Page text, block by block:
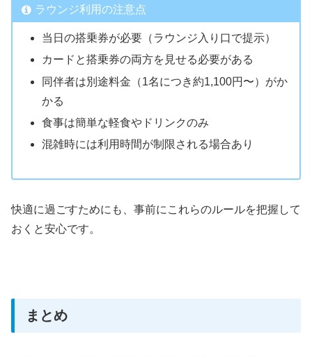
ラウンジ利用の注意点
当日の搭乗券が必要（ラウンジ入り口で提示）
カードと搭乗券の両方を見せる必要がある
同伴者は別途料金（1名につき約1,100円〜）がか
かる
食事は簡単な軽食やドリンクのみ
混雑時には利用時間が制限される場合あり
快適に過ごすためにも、事前にこれらのルールを把握して
おくと安心です。
まとめ